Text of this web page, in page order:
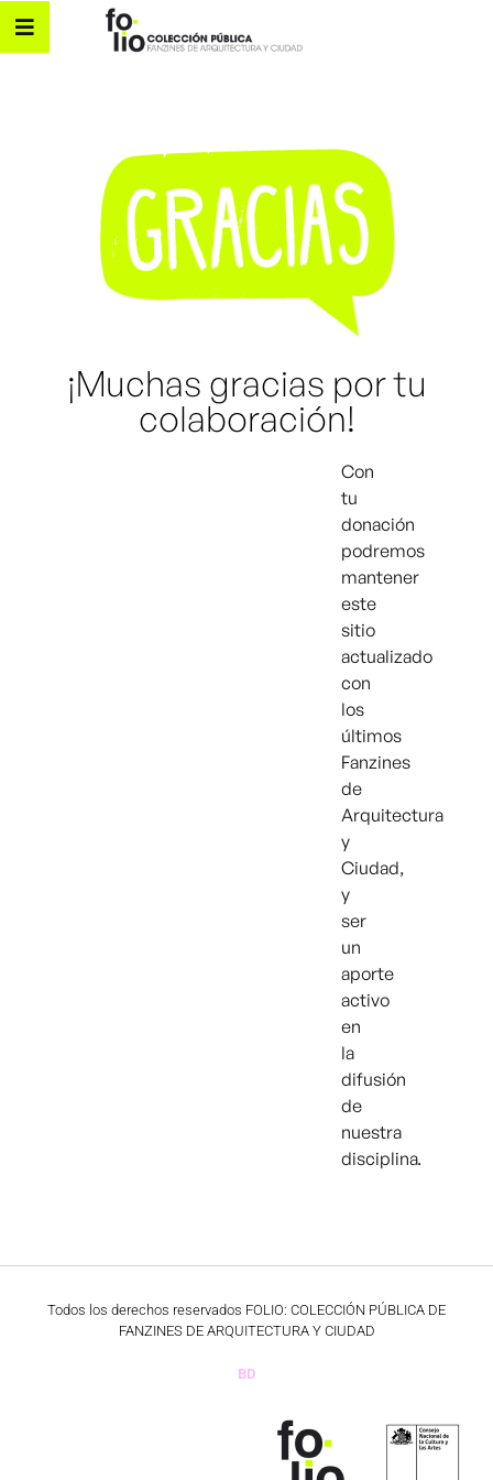
¡Muchas gracias por tu
colaboración!
Con
tu
donación
podremos
mantener
este
sitio
actualizado
con
los
últimos
Fanzines
de
Arquitectura
y
Ciudad,
y
ser
un
aporte
activo
en
la
difusión
de
nuestra
disciplina.
Todos los derechos reservados FOLIO: COLECCIÓN PÚBLICA DE
FANZINES DE ARQUITECTURA Y CIUDAD
BD